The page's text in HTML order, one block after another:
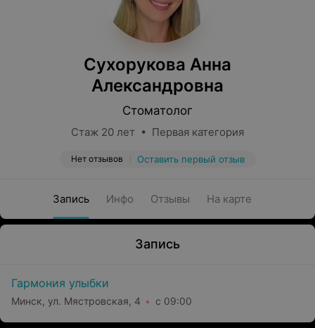
Сухорукова Анна
Александровна
Стоматолог
Стаж 20 лет • Первая категория
Нет отзывов Оставить первый отзыв
Запись Инфо Отзывы На карте
Запись
Гармония улыбки
Минск, ул. Мястровская, 4 с 09:00